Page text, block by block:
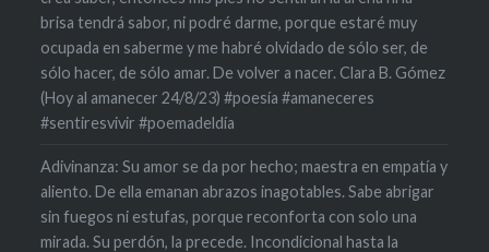
brisa tendrá sabor, ni podré darme, porque estaré muy
ocupada en saberme y me habré olvidado de sólo ser, de
sólo hacer, de sólo amar. De volver a nacer. Clara B. Gómez
(Hoy al amanecer 24/8/23) #poesía #amaneceres
#sentiresvivir #poemadeldía
Adivinanza: Su amor se da por hecho; maestra en empatía y
aliento. De ella emanan abrazos inagotables. Sabe abrigar
sin fuegos ni estufas, porque reconforta con solo una
mirada. Su perdón, la precede. Incondicional hasta la